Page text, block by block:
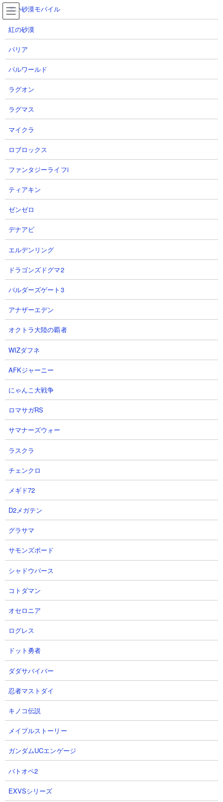
コ
ン
ナ
ビ
王子様の出てくる森 攻略動画集
TOP にゃんこ大戦争 王子様の出てくる森 攻略動画集
王子様の出てくる森 攻略動画集
【ステージ概要】
真・レジェンドステージ「眠れる森の何か」の「王子様の出てく
る森」の攻略動画まとめページです。敵城を攻撃したのちに出現
んぶんなどで全て浮き属性で構成されたステージ。ただし敵城か
ら古代の呪いを頻繁に付与されるため、古代の呪い無効キャラ
か、呪いの影響がない量産壁などを手厚くすることで対応してい
きましょう。
注意すべき敵
ちびぶんぶん
体力： 449,955
攻撃力： 16,875
射程： 150
KB： 5回
特殊能力： なし
属性： 浮いてる敵
１．王子様の出てくる森 倍率1％のちびぶんぶん
の検証動画
【出撃メンバー】
【攻略概要】
「ネコレンジャー」さんの攻略動画です。にゃんこ大戦争DBの情
報で「敵城を叩いた時に出現するちびぶんぶんの内で1体だけ倍率
1％で設定されている」とあるのでそれを検証するために棒倒しを
出撃させているネタ動画です。実際に本当に倍率1％のちびぶんぶ
生達を退けてクリアしています。
黒い砂漠モバイル
紅の砂漠
パリア
パルワールド
ラグオン
ラグマス
マイクラ
ロブロックス
ファンタジーライフi
ティアキン
ゼンゼロ
デナアビ
エルデンリング
ドラゴンズドグマ2
バルダーズゲート3
アナザーエデン
オクトラ大陸の覇者
WIZダフネ
AFKジャーニー
にゃんこ大戦争
ロマサガRS
サマナーズウォー
ラスクラ
チェンクロ
メギド72
D2メガテン
グラサマ
サモンズボード
シャドウバース
コトダマン
オセロニア
ログレス
ドット勇者
ダダサバイバー
忍者マストダイ
キノコ伝説
メイプルストーリー
ガンダムUCエンゲージ
バトオペ2
EXVSシリーズ